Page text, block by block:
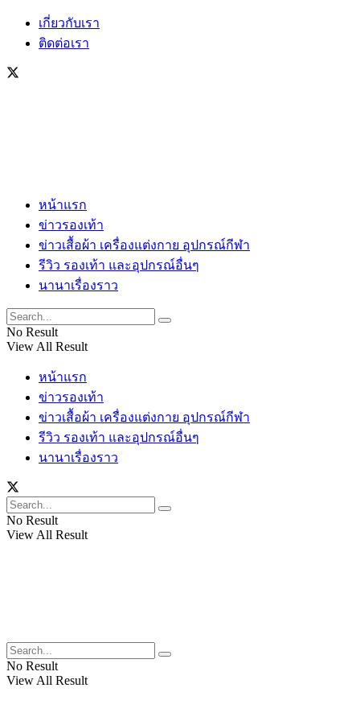
เกี่ยวกับเรา
ติดต่อเรา
หน้าแรก
ข่าวรองเท้า
ข่าวเสื้อผ้า เครื่องแต่งกาย อุปกรณ์กีฬา
รีวิว รองเท้า และอุปกรณ์อื่นๆ
นานาเรื่องราว
No Result
View All Result
หน้าแรก
ข่าวรองเท้า
ข่าวเสื้อผ้า เครื่องแต่งกาย อุปกรณ์กีฬา
รีวิว รองเท้า และอุปกรณ์อื่นๆ
นานาเรื่องราว
No Result
View All Result
No Result
View All Result